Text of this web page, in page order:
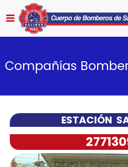
Compañías
ESTACIÓN